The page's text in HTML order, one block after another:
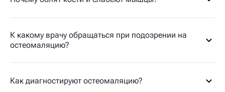
К какому врачу обращаться при подозрении на
остеомаляцию?
Как диагностируют остеомаляцию?